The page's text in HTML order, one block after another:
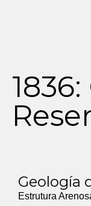
Geología
Estrutura